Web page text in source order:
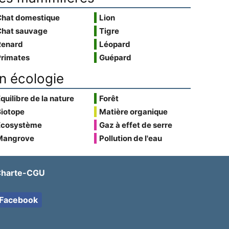
domestique
sauvage
Lion
Tigre
Léopard
Guépard
écologie
de la nature
Forêt
Matière organique
Gaz à effet de serre
Pollution de l'eau
CGU
Facebook